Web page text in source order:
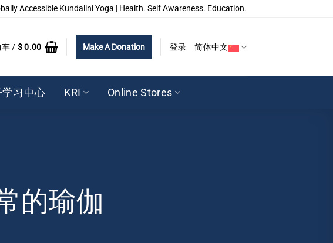
Accessible Kundalini Yoga | Health. Self Awareness. Education.
车 / $0.00 Make A Donation 登录 简体中文
学习中心 KRI Online Stores
的瑜伽